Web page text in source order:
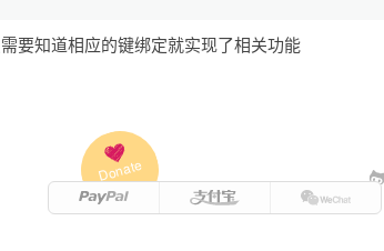
要知道相应的键绑定就实现了相关功能
Donate